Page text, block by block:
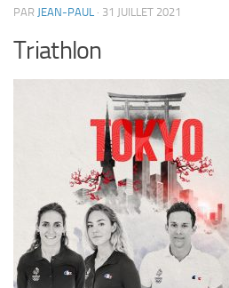
PAR JEAN-PAUL · 31 JUILLET 2021
Triathlon